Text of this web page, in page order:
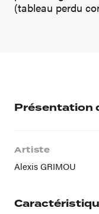
(tableau perdu
Présentation
Artiste
Alexis GRIMOU